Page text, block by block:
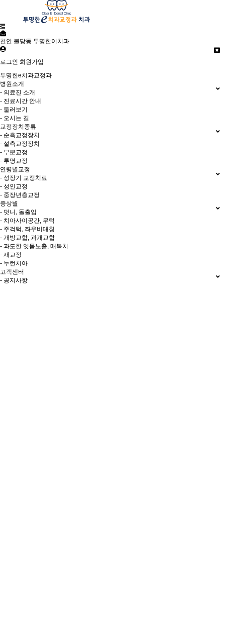
천안 불당동 투명한이치과
로그인 회원가입
투명한e치과교정과
병원소개
- 의료진 소개
- 진료시간 안내
- 둘러보기
- 오시는 길
교정장치종류
- 순측교정장치
- 설측교정장치
- 부분교정
- 투명교정
연령별교정
- 성장기 교정치료
- 성인교정
- 중장년층교정
증상별
- 덧니, 돌출입
- 치아사이공간, 무턱
- 주걱턱, 좌우비대칭
- 개방교합, 과개교합
- 과도한 잇몸노출, 매복치
- 재교정
- 누런치아
고객센터
- 공지사항